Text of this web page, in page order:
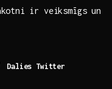
ir veiksmīgs‌ un
Dalies Twitter